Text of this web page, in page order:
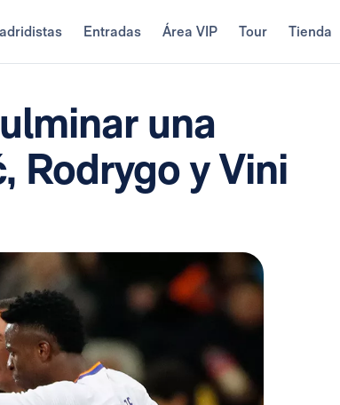
Entradas Área VIP Tour Tienda
una
Rodrygo y Vini